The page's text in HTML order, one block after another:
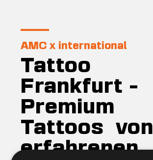
AMC x international
Tattoo
Frankfurt -
Premium
Tattoos von
erfahrenen